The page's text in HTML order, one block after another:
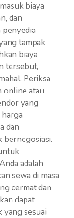
biaya
dan
tampak
biaya
tersebut,
Periksa
online atau
yang
dan
bernegosiasi.
adalah
sewa di masa
cermat dan
dapat
yang sesuai